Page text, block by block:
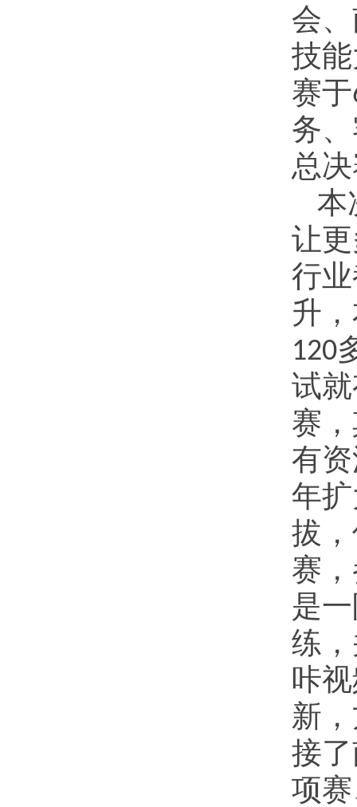
会
技
赛于
务
总
本
让
行
升
120
试
赛
有
年
拔
赛
是
练
咔
新
接
项